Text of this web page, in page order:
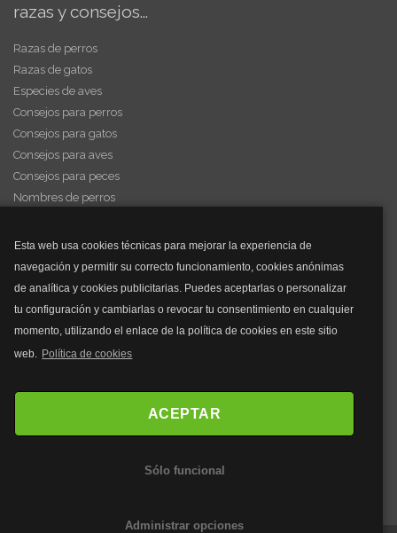
Esta web usa cookies técnicas para mejorar la experiencia de
navegación y permitir su correcto funcionamiento, cookies anónimas
de analítica y cookies publicitarias. Puedes aceptarlas o personalizar
tu configuración y cambiarlas o revocar tu consentimiento en cualquier
momento, utilizando el enlace de la política de cookies en este sitio
web. Política de cookies
ACEPTAR
Sólo funcional
Administrar opciones
razas y consejos...
Razas de perros
Razas de gatos
Especies de aves
Consejos para perros
Consejos para gatos
Consejos para aves
Consejos para peces
Nombres de perros
y mucho más...